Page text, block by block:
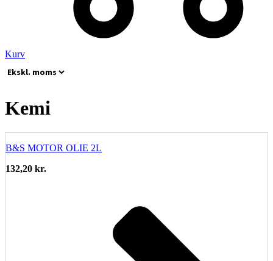
Kurv
Kemi
B&S MOTOR OLIE 2L
132,20 kr.